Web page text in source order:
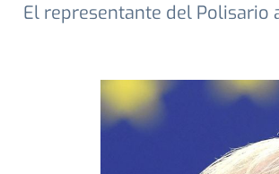
El representante del Polisario